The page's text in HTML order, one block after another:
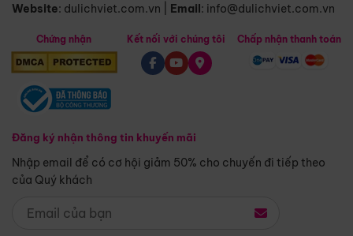
Website: dulichviet.com.vn Email: info@dulichviet.com.vn
Chứng nhận
Đăng ký nhận thông tin khuyến mãi
Nhập email để có cơ hội giảm 50% cho chuyến đi tiếp theo
của Quý khách
Kết nối với chúng tôi Chấp nhận thanh toán